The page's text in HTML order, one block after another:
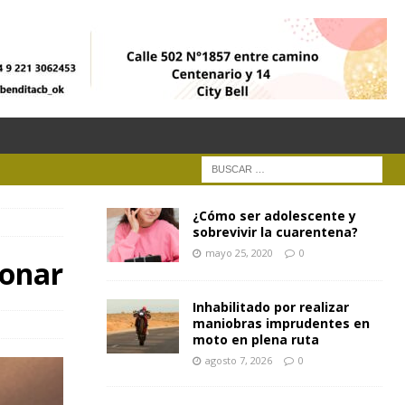
¿Cómo ser adolescente y
sobrevivir la cuarentena?
mayo 25, 2020 0
Inhabilitado por realizar
maniobras imprudentes en
moto en plena ruta
agosto 7, 2026 0